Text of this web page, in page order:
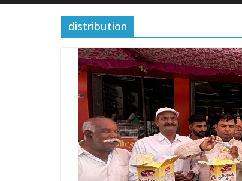
distribution